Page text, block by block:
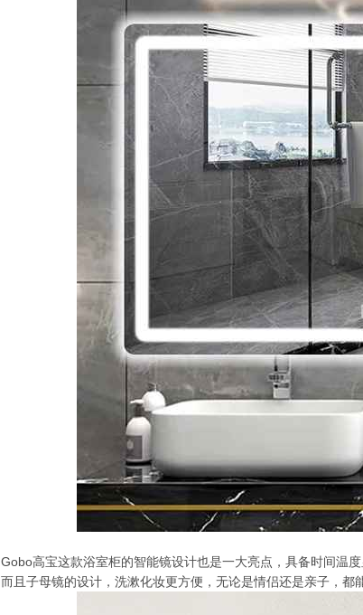
Gobo高宝这款浴室柜的智能镜设计也是一大亮点，具备时间温
而且子母镜的设计，洗漱化妆更方便，无论是情侣还是亲子，都